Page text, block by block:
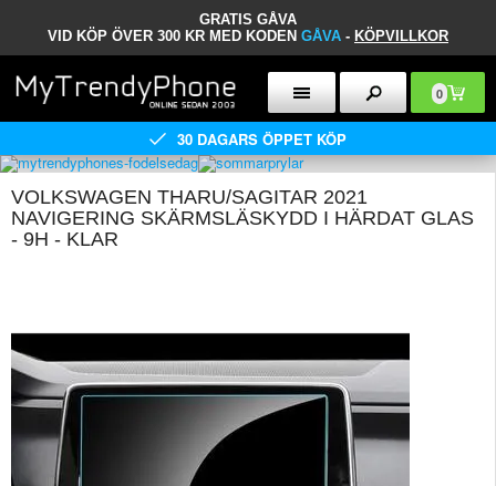
GRATIS GÅVA
VID KÖP ÖVER 300 KR MED KODEN GÅVA - KÖPVILLKOR
0
30 DAGARS ÖPPET KÖP
VOLKSWAGEN THARU/SAGITAR 2021
NAVIGERING SKÄRMSLÄSKYDD I HÄRDAT GLAS
- 9H - KLAR